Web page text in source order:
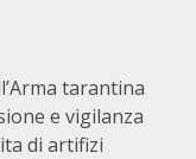
tarantina
e vigilanza
di artifizi